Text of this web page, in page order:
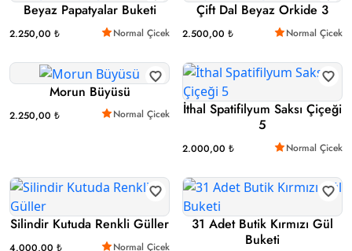
Beyaz Papatyalar Buketi
2.250,00 ₺ Normal Çicek
Çift Dal Beyaz Orkide 3
2.500,00 ₺ Normal Çicek
Morun Büyüsü
2.250,00 ₺ Normal Çicek
İthal Spatifilyum Saksı Çiçeği
5
2.000,00 ₺ Normal Çicek
Silindir Kutuda Renkli Güller
4.000,00 ₺ Normal Çicek
31 Adet Butik Kırmızı Gül
Buketi